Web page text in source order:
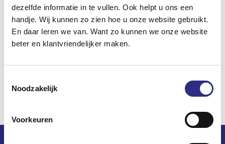
dezelfde informatie in te vullen. Ook helpt u ons een
handje. Wij kunnen zo zien hoe u onze website gebruikt.
En daar leren we van. Want zo kunnen we onze website
beter en klantvriendelijker maken.
Noodzakelijk
Voorkeuren